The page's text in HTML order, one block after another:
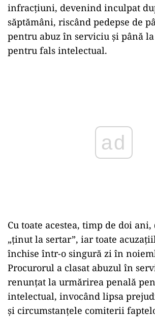
infracțiuni, devenind inculpat
săptămâni, riscând pedepse de
pentru abuz în serviciu și până
pentru fals intelectual.
Cu toate acestea, timp de doi
„ținut la sertar”, iar toate
închise într-o singură zi în
Procurorul a clasat abuzul în
renunțat la urmărirea penală
intelectual, invocând lipsa
și circumstanțele comiterii